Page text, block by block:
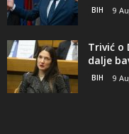
BIH 9
Trivić o
dalje
BIH 9